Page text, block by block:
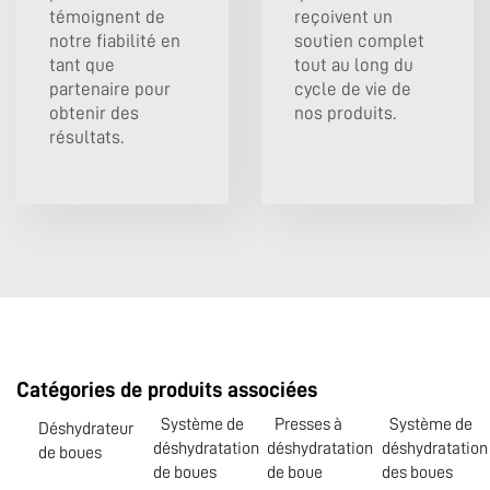
témoignent de
notre fiabilité en
tant que
partenaire pour
obtenir des
résultats.
reçoivent un
soutien complet
tout au long du
cycle de vie de
nos produits.
Catégories de produits associées
Déshydrateur
de boues
Système de
déshydratation
de boues
Presses à
déshydratation
de boue
Système de
déshydratation
des boues